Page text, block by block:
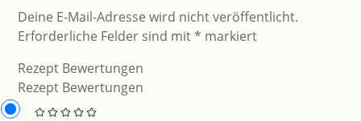
Deine E-Mail-Adresse wird nicht veröffentlicht.
Erforderliche Felder sind mit* markiert
Rezept Bewertungen
Rezept Bewertungen